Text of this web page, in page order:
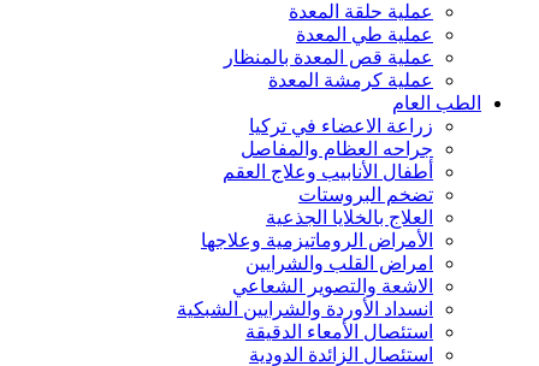
عملية حلقة المعدة
عملية طي المعدة
عملية قص المعدة بالمنظار
عملية كرمشة المعدة
الطب العام
زراعة الاعضاء في تركيا
جراحه العظام والمفاصل
أطفال الأنابيب وعلاج العقم
تضخم البروستات
العلاج بالخلايا الجذعية
الأمراض الروماتيزمية وعلاجها
امراض القلب والشرايين
الاشعة والتصوير الشعاعي
انسداد الأوردة والشرايين الشبكية
استئصال الأمعاء الدقيقة
استئصال الزائدة الدودية